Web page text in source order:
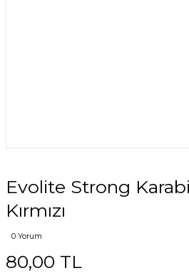
Evolite Strong
Kırmızı
0 Yorum
80,00 TL